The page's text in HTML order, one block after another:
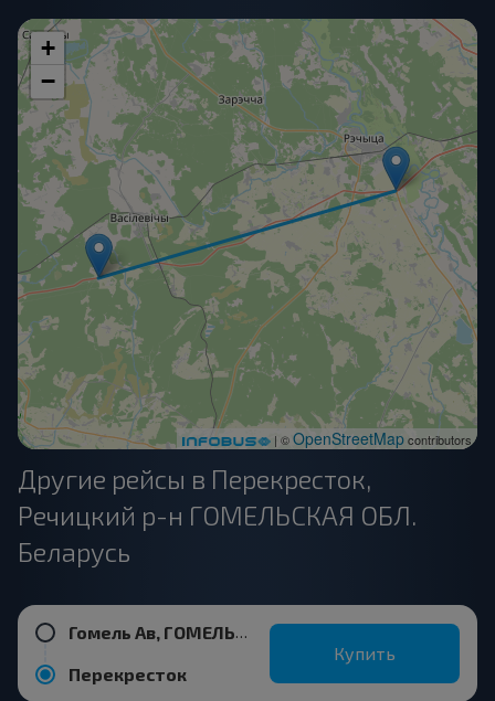
+
−
| ©OpenStreetMapcontributors
Другие рейсы в Перекресток,
Речицкий р-н ГОМЕЛЬСКАЯ ОБЛ.
Беларусь
Гомель Ав, ГОМЕЛЬ ГОМЕЛЬСКАЯ ОБЛ. Беларусь
Перекресток
Купить